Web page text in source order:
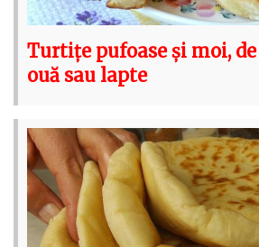
Turtițe pufoase și moi,
ouă sau lapte